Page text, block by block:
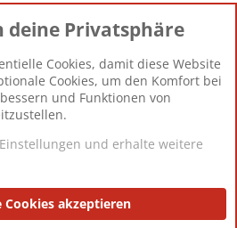
12.427
Berlin
Impressum
deine Privatsphäre
Cookies, damit diese Website
Cookies, um den Komfort bei
und Funktionen von
und erhalte weitere
Cookies akzeptieren